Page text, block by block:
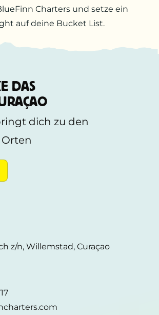
Charters und setze ein
auf deine Bucket List.
DAS
dich zu den
z/n, Willemstad, Curaçao